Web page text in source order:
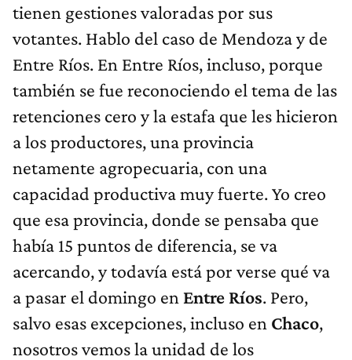
tienen gestiones valoradas por sus
votantes. Hablo del caso de Mendoza y de
Entre Ríos. En Entre Ríos, incluso, porque
también se fue reconociendo el tema de las
retenciones cero y la estafa que les hicieron
a los productores, una provincia
netamente agropecuaria, con una
capacidad productiva muy fuerte. Yo creo
que esa provincia, donde se pensaba que
había 15 puntos de diferencia, se va
acercando, y todavía está por verse qué va
a pasar el domingo en Entre Ríos. Pero,
salvo esas excepciones, incluso en Chaco,
nosotros vemos la unidad de los